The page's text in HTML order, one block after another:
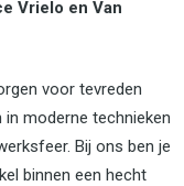
Vrielo en Van
voor tevreden
in moderne technieken
Bij ons ben je
binnen een hecht